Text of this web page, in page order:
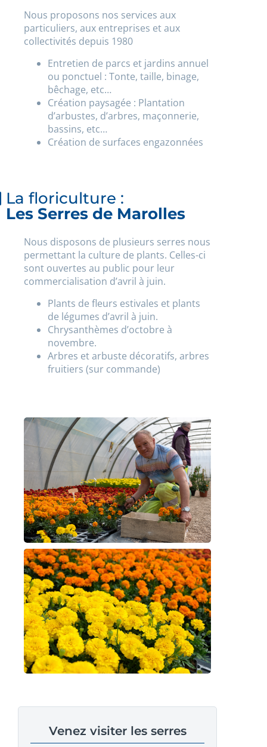
Nous proposons nos services aux
particuliers, aux entreprises et aux
collectivités depuis 1980
Entretien de parcs et jardins annuel
ou ponctuel : Tonte, taille, binage,
bêchage, etc…
Création paysagée : Plantation
d’arbustes, d’arbres, maçonnerie,
bassins, etc…
Création de surfaces engazonnées
La floriculture :
Les Serres de Marolles
Nous disposons de plusieurs serres nous
permettant la culture de plants. Celles-ci
sont ouvertes au public pour leur
commercialisation d’avril à juin.
Plants de fleurs estivales et plants
de légumes d’avril à juin.
Chrysanthèmes d’octobre à
novembre.
Arbres et arbuste décoratifs, arbres
fruitiers (sur commande)
Venez visiter les serres